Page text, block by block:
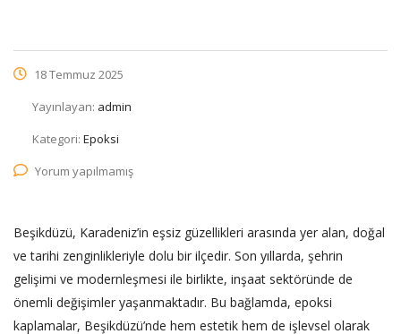
18 Temmuz 2025
Yayınlayan: admin
Kategori: Epoksi
Yorum yapılmamış
Beşikdüzü, Karadeniz’in eşsiz güzellikleri arasında yer alan, doğal
ve tarihi zenginlikleriyle dolu bir ilçedir. Son yıllarda, şehrin
gelişimi ve modernleşmesi ile birlikte, inşaat sektöründe de
önemli değişimler yaşanmaktadır. Bu bağlamda, epoksi
kaplamalar, Beşikdüzü’nde hem estetik hem de işlevsel olarak